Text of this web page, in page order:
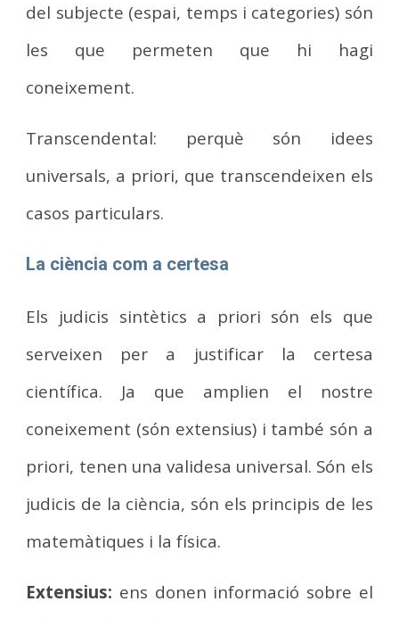
del subjecte (espai, temps i categories) són
les que permeten que hi hagi
coneixement.
Transcendental: perquè són idees
universals, a priori, que transcendeixen els
casos particulars.
La ciència com a certesa
Els judicis sintètics a priori són els que
serveixen per a justificar la certesa
científica. Ja que amplien el nostre
coneixement (són extensius) i també són a
priori, tenen una validesa universal. Són els
judicis de la ciència, són els principis de les
matemàtiques i la física.
Extensius: ens donen informació sobre el